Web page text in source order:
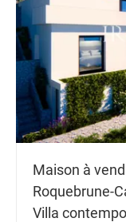
Maison à
Roquebrune-
Villa